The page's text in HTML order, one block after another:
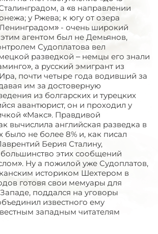
а «в направлении
у Ржева; к югу от озера
- очень широкий
агентом был не Демьянов,
Судоплатова вел
разведкой – немцы его знали
а русский эмигрант из
почти четыре года водивший за
им за достоверную
из болгарских и турецких
авантюрист, он и проходил у
«Макс». Правдивой
вычислила английская разведка в
было не более 8% и, как писал
Берия Сталину,
этих сообщений
Ну а пожилой уже Судоплатов,
историком Шехтером в
готовя свои мемуары для
поддался на уговоры
известного ему
западным читателям